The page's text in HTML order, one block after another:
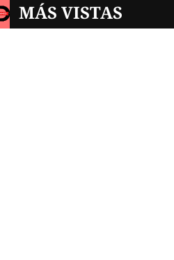
MÁS VISTAS